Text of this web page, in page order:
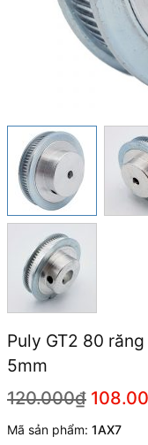
Puly GT2 80
5mm
120.000₫
Mã sản phẩm: 1AX7